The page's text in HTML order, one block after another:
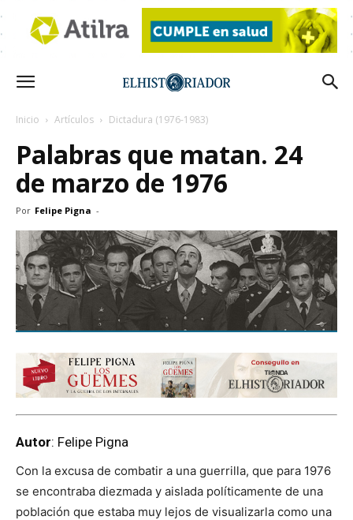
Inicio Artículos Dictadura (1976-1983)
Palabras que matan. 24
de marzo de 1976
Por Felipe Pigna -
Autor: Felipe Pigna
Con la excusa de combatir a una guerrilla, que para 1976
se encontraba diezmada y aislada políticamente de una
población que estaba muy lejos de visualizarla como una